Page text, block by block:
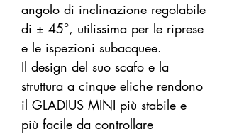
angolo di inclinazione regolabile
di ± 45°, utilissima per le riprese
e le ispezioni subacquee.
Il design del suo scafo e la
struttura a cinque eliche rendono
il GLADIUS MINI più stabile e
più facile da controllare